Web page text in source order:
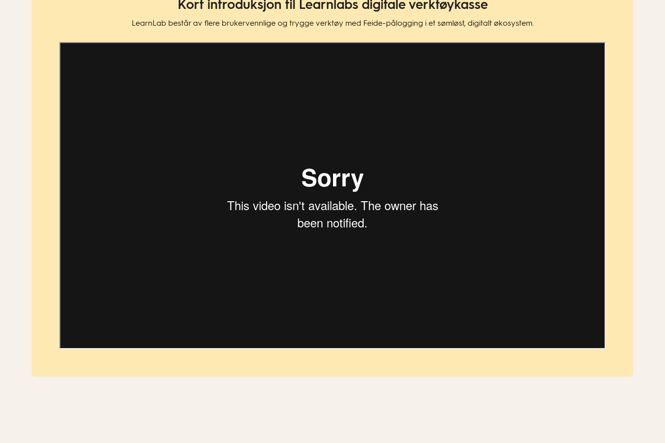
Kort introduksjon til Learnlabs digitale verktøykasse
LearnLab består av flere brukervennlige og trygge verktøy med Feide-pålogging i et sømløst, digitalt økosystem.